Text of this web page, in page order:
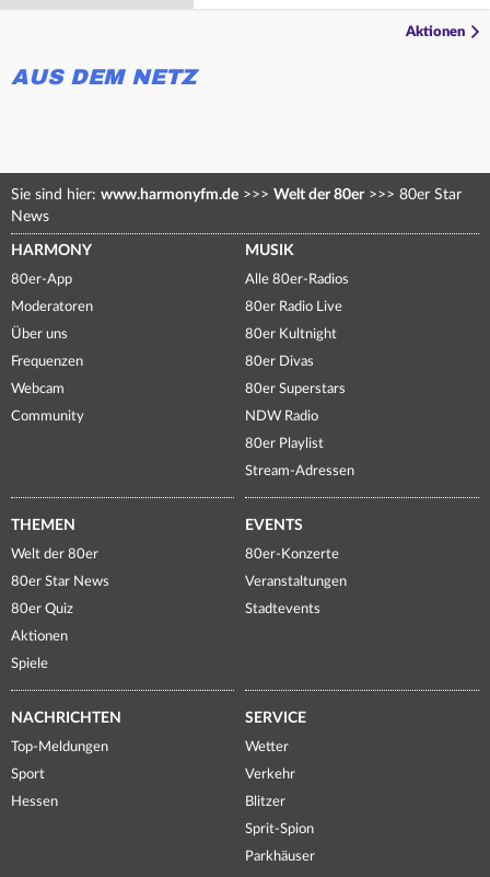
Aktionen
AUS DEM NETZ
Sie sind hier: www.harmonyfm.de >>> Welt der 80er >>> 80er Star
News
HARMONY
80er-App
Moderatoren
Über uns
Frequenzen
Webcam
Community
MUSIK
Alle 80er-Radios
80er Radio Live
80er Kultnight
80er Divas
80er Superstars
NDW Radio
80er Playlist
Stream-Adressen
THEMEN
Welt der 80er
80er Star News
80er Quiz
Aktionen
Spiele
EVENTS
80er-Konzerte
Veranstaltungen
Stadtevents
NACHRICHTEN
Top-Meldungen
Sport
Hessen
SERVICE
Wetter
Verkehr
Blitzer
Sprit-Spion
Parkhäuser